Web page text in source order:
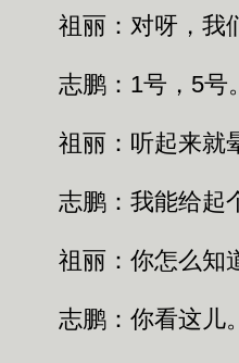
祖丽：对呀，我
志鹏：1号，5号。
祖丽：听起来就
志鹏：我能给起个
祖丽：你怎么知道
志鹏：你看这儿。